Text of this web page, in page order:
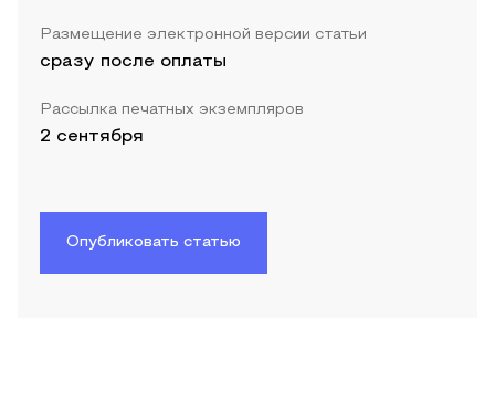
Размещение электронной версии статьи
сразу после оплаты
Рассылка печатных экземпляров
2 сентября
Опубликовать статью